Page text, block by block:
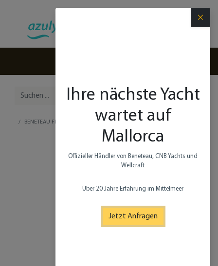
BENETEAU FIRST 53
×
Ihre nächste Yacht
wartet auf
Mallorca
Offizieller Händler von Beneteau, CNB Yachts und
Wellcraft​
Über 20 Jahre Erfahrung im Mittelmeer
Jetzt Anfragen​